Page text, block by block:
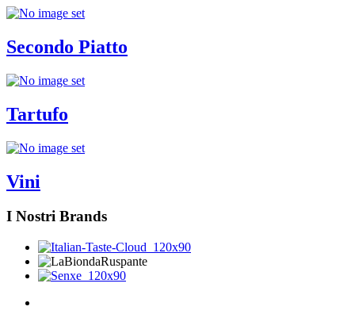
Secondo Piatto
Tartufo
Vini
I Nostri Brands